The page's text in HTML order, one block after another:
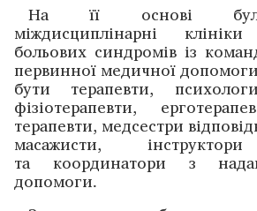
На її основі
міждисциплінарні
больових синдромів із
первинної медичної
бути терапевти,
фізіотерапевти,
терапевти, медсестри
масажисти,
та координатори з
допомоги.